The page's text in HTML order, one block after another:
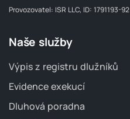
Provozovatel: ISR LLC, ID: 1791193-92
Naše služby
Výpis z registru dlužníků
Evidence exekucí
Dluhová poradna